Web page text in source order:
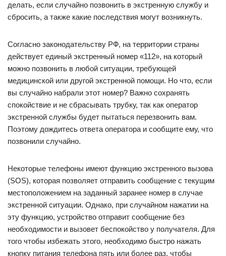
делать, если случайно позвонить в экстренную службу и
сбросить, а также какие последствия могут возникнуть.
Согласно законодательству РФ, на территории страны
действует единый экстренный номер «112», на который
можно позвонить в любой ситуации, требующей
медицинской или другой экстренной помощи. Но что, если
вы случайно набрали этот номер? Важно сохранять
спокойствие и не сбрасывать трубку, так как оператор
экстренной службы будет пытаться перезвонить вам.
Поэтому дождитесь ответа оператора и сообщите ему, что
позвонили случайно.
Некоторые телефоны имеют функцию экстренного вызова
(SOS), которая позволяет отправить сообщение с текущим
местоположением на заданный заранее номер в случае
экстренной ситуации. Однако, при случайном нажатии на
эту функцию, устройство отправит сообщение без
необходимости и вызовет беспокойство у получателя. Для
того чтобы избежать этого, необходимо быстро нажать
кнопку питания телефона пять или более раз, чтобы